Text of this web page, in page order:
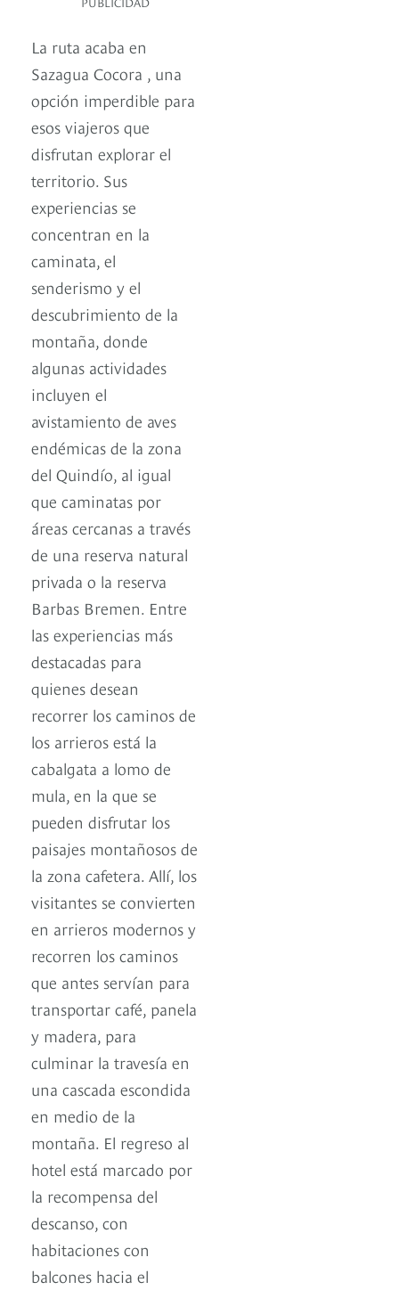
La ruta acaba en
Sazagua Cocora , una
opción imperdible para
esos viajeros que
disfrutan explorar el
territorio. Sus
experiencias se
concentran en la
caminata, el
senderismo y el
descubrimiento de la
montaña, donde
algunas actividades
incluyen el
avistamiento de aves
endémicas de la zona
del Quindío, al igual
que caminatas por
áreas cercanas a través
de una reserva natural
privada o la reserva
Barbas Bremen. Entre
las experiencias más
destacadas para
quienes desean
recorrer los caminos de
los arrieros está la
cabalgata a lomo de
mula, en la que se
pueden disfrutar los
paisajes montañosos de
la zona cafetera. Allí, los
visitantes se convierten
en arrieros modernos y
recorren los caminos
que antes servían para
transportar café, panela
y madera, para
culminar la travesía en
una cascada escondida
en medio de la
montaña. El regreso al
hotel está marcado por
la recompensa del
descanso, con
habitaciones con
balcones hacia el